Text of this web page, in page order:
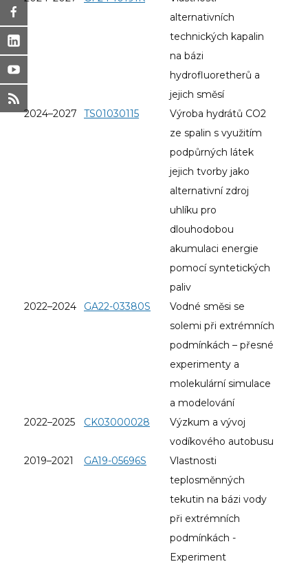
alternativních
technických kapalin
na bázi
hydrofluoretherů a
jejich směsí
2024–2027
TS01030115
Výroba hydrátů CO2
ze spalin s využitím
podpůrných látek
jejich tvorby jako
alternativní zdroj
uhlíku pro
dlouhodobou
akumulaci energie
pomocí syntetických
paliv
2022–2024
GA22-03380S
Vodné směsi se
solemi při extrémních
podmínkách – přesné
experimenty a
molekulární simulace
a modelování
2022–2025
CK03000028
Výzkum a vývoj
vodíkového autobusu
2019–2021
GA19-05696S
Vlastnosti
teplosměnných
tekutin na bázi vody
při extrémních
podmínkách -
Experiment